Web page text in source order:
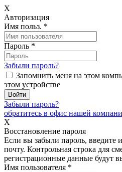
X
Авторизация
Имя польз. *
Пароль *
Забыли пароль?
Запомнить меня на этом
этом устройстве
Забыли пароль?
обратитесь в офис нашей
X
Восстановление пароля
Если вы забыли пароль, введите
почту. Контрольная строка для
регистрационные данные будут
Имя пользователя *